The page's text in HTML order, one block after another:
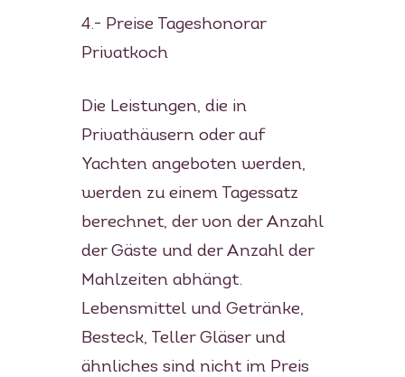
4.- Preise Tageshonorar
Privatkoch
Die Leistungen, die in
Privathäusern oder auf
Yachten angeboten werden,
werden zu einem Tagessatz
berechnet, der von der Anzahl
der Gäste und der Anzahl der
Mahlzeiten abhängt.
Lebensmittel und Getränke,
Besteck, Teller Gläser und
ähnliches sind nicht im Preis